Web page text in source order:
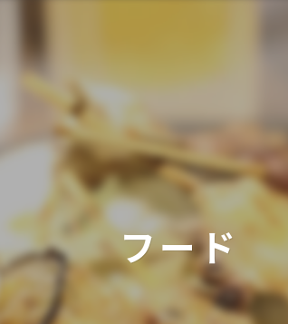
フード